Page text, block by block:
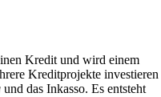
Kredit und wird einem
Kreditprojekte investieren
und das Inkasso. Es entsteht